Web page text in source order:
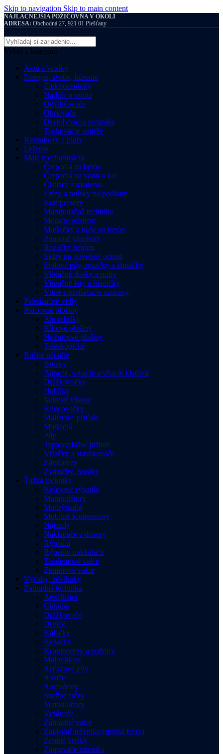
Skip to navigation Skip to main content
NAJLACNEJŠIA POŽIČOVŇA V OKOLÍ
ADRESA: Obchodná 27, 921 01 Piešťany
Vyber z kategórii
Autá a vozíky
Energie, svetlo, kúrenie
Elektrocentrály
Nádrže a sanita
Odvlhčovače
Ohrievače
Osvetľovacia technika
Tankovacie nádrže
Kontajnery a ploty
Lešenie
Malá mechanizácia
Čerpadlá na betón
Čerpadlá na vodu a kal
Čistiace zariadenia
Frézy a brúsky na podlahy
Kompresory
Manipulačná technika
Meracie prístroje
Miešačky a koše na betón
Ponorné vibrátory
Rezačky betónu
Sklzy na stavebný odpad
Stolové píly, rezačky a lámačky
Vibračné dosky a nohy
Vibračné laty a hladičky
Vrtné a pretláčacie súpravy
Paletizačné vidly
Pracovné plošiny
Alu rebríky
Kĺbové plošiny
Nožnicové plošiny
Teleskopické
Ručné náradie
Brúsky
Búracie, sekacie a vŕtacie kladivá
Drážkovačky
Hoblíky
Jadrové vŕtanie
Klincovačky
Maliarske pisťole
Miešadlá
Píly
Teplovzdušné pištole
Vŕtačky a skrutkovače
Závitorezy
Zváračky, horáky
Ťažká technika
Kolesové rýpadlá
Manipulátory
Minirýpadlá
Mobilné kompresory
Nájazdy
Nakladače a dózery
Rýpadlá
Rýpadlo nakladače
Tandemové valce
Zeminové valce
Výťahy, zdviháky
Záhradná technika
Aerifikátor
Cirkulár
Drážkovače
Drviče
Kálačky
Kosačky
Krovinorezy a nožnice
Malotraktor
Reťazové píly
Rosiče
Rotavátory
Snežné frézy
Vertikulátory
Vysávače
Záhradné valce
Zakladač trávnika (spätná fréza)
Zemné vrtáky
Zlupovače trávnika